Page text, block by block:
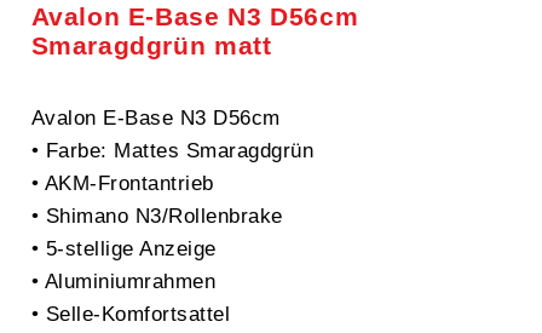
Avalon E-Base N3 D56cm
Smaragdgrün matt
Avalon E-Base N3 D56cm
• Farbe: Mattes Smaragdgrün
• AKM-Frontantrieb
• Shimano N3/Rollenbrake
• 5-stellige Anzeige
• Aluminiumrahmen
• Selle-Komfortsattel